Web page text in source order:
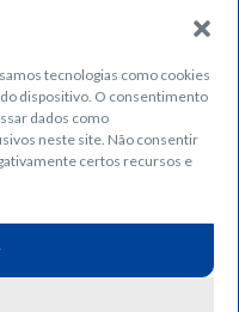
tecnologias como cookies
dispositivo. O consentimento
dados como
neste site. Não consentir
certos recursos e